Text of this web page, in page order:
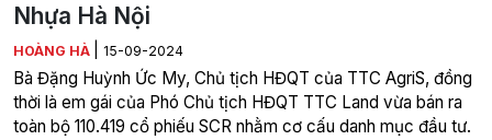
Nhựa Hà Nội
HOÀNG HÀ 15-09-2024
Bà Đặng Huỳnh Ức My, Chủ tịch HĐQT của TTC AgriS, đồng
thời là em gái của Phó Chủ tịch HĐQT TTC Land vừa bán ra
toàn bộ 110.419 cổ phiếu SCR nhằm cơ cấu danh mục đầu tư.